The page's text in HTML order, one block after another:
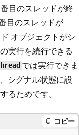
目のスレッドが終
目のスレッドが
オブジェクトがシ
実行を続行できる
では実行できま
、シグナル状態に設
るためです。
コピー